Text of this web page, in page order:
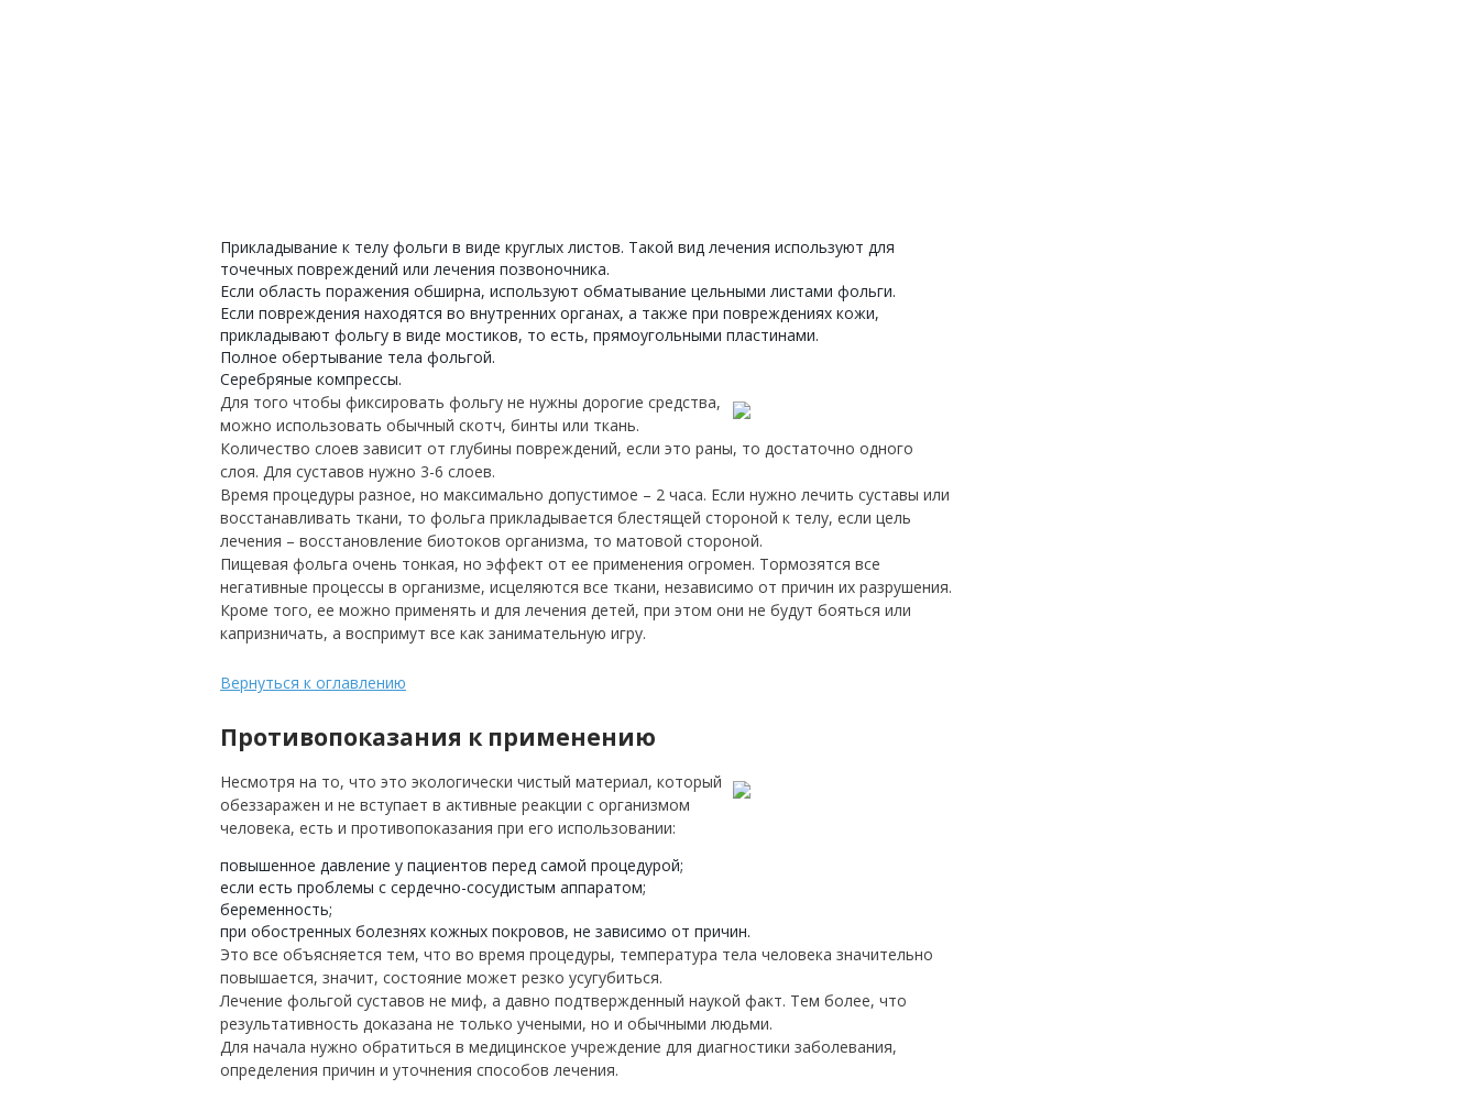
Прикладывание к телу фольги в виде круглых листов. Такой вид лечения используют для
точечных повреждений или лечения позвоночника.
Если область поражения обширна, используют обматывание цельными листами фольги.
Если повреждения находятся во внутренних органах, а также при повреждениях кожи,
прикладывают фольгу в виде мостиков, то есть, прямоугольными пластинами.
Полное обертывание тела фольгой.
Серебряные компрессы.
Для того чтобы фиксировать фольгу не нужны дорогие средства,
можно использовать обычный скотч, бинты или ткань.
Количество слоев зависит от глубины повреждений, если это раны, то достаточно одного
слоя. Для суставов нужно 3-6 слоев.
Время процедуры разное, но максимально допустимое – 2 часа. Если нужно лечить суставы или
восстанавливать ткани, то фольга прикладывается блестящей стороной к телу, если цель
лечения – восстановление биотоков организма, то матовой стороной.
Пищевая фольга очень тонкая, но эффект от ее применения огромен. Тормозятся все
негативные процессы в организме, исцеляются все ткани, независимо от причин их разрушения.
Кроме того, ее можно применять и для лечения детей, при этом они не будут бояться или
капризничать, а воспримут все как занимательную игру.
Вернуться к оглавлению
Противопоказания к применению
Несмотря на то, что это экологически чистый материал, который
обеззаражен и не вступает в активные реакции с организмом
человека, есть и противопоказания при его использовании:
повышенное давление у пациентов перед самой процедурой;
если есть проблемы с сердечно-сосудистым аппаратом;
беременность;
при обостренных болезнях кожных покровов, не зависимо от причин.
Это все объясняется тем, что во время процедуры, температура тела человека значительно
повышается, значит, состояние может резко усугубиться.
Лечение фольгой суставов не миф, а давно подтвержденный наукой факт. Тем более, что
результативность доказана не только учеными, но и обычными людьми.
Для начала нужно обратиться в медицинское учреждение для диагностики заболевания,
определения причин и уточнения способов лечения.